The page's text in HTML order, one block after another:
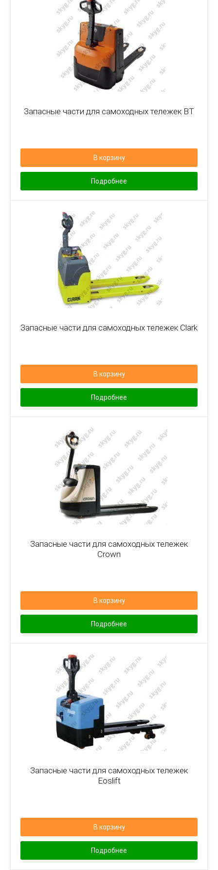
Запасные части для самоходных тележек BT
В корзину
Подробнее
Запасные части для самоходных тележек Clark
В корзину
Подробнее
Запасные части для самоходных тележек
Crown
В корзину
Подробнее
Запасные части для самоходных тележек
Eoslift
В корзину
Подробнее